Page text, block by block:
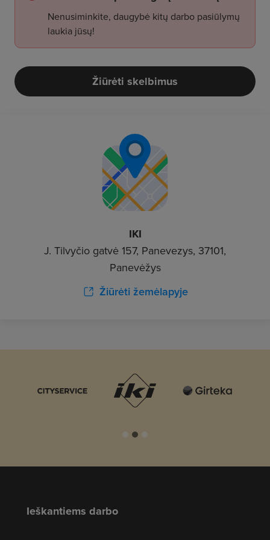
Nenusiminkite, daugybė kitų darbo pasiūlymų
laukia jūsų!
Žiūrėti skelbimus
IKI
J. Tilvyčio gatvė 157, Panevezys, 37101,
Panevėžys
Žiūrėti žemėlapyje
Ieškantiems darbo